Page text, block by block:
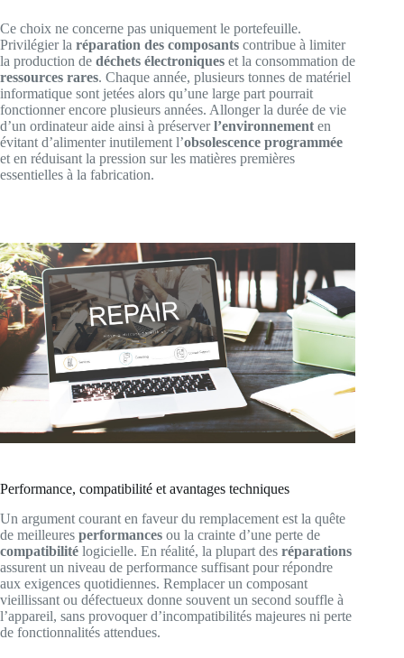
Ce choix ne concerne pas uniquement le portefeuille.
Privilégier la réparation des composants contribue à limiter
la production de déchets électroniques et la consommation de
ressources rares. Chaque année, plusieurs tonnes de matériel
informatique sont jetées alors qu’une large part pourrait
fonctionner encore plusieurs années. Allonger la durée de vie
d’un ordinateur aide ainsi à préserverl’environnement en
évitant d’alimenter inutilement l’obsolescence programmée
et en réduisant la pression sur les matières premières
essentielles à la fabrication.
Performance, compatibilité et avantages techniques
Un argument courant en faveur du remplacement est la quête
de meilleures performances ou la crainte d’une perte de
compatibilité logicielle. En réalité, la plupart des réparations
assurent un niveau de performance suffisant pour répondre
aux exigences quotidiennes. Remplacer un composant
vieillissant ou défectueux donne souvent un second souffle à
l’appareil, sans provoquer d’incompatibilités majeures ni perte
de fonctionnalités attendues.